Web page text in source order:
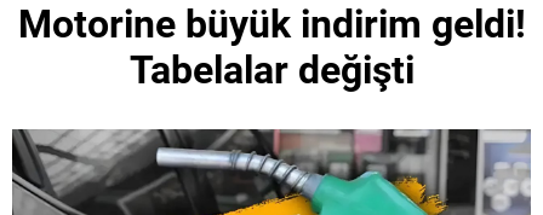
Motorine büyük indirim geldi!
Tabelalar değişti